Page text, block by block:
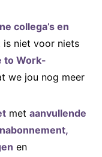
collega’s en
is niet voor niets
to Work-
we jou nog meer
met aanvullende
en